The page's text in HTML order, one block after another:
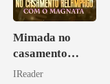
Mimada no
casamento
relâmpago com
IReader